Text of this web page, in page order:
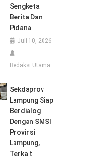
Sengketa
Berita Dan
Pidana
Juli 10, 2026
Redaksi Utama
Sekdaprov
Lampung Siap
Berdialog
Dengan SMSI
Provinsi
Lampung,
Terkait